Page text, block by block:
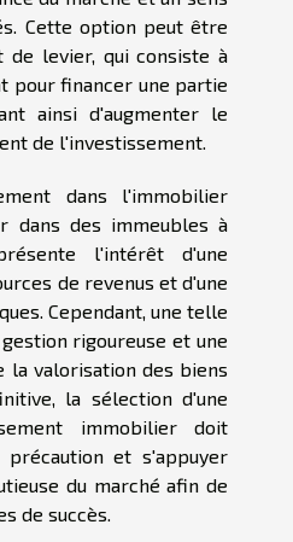
Cette option peut être
levier, qui consiste à
pour financer une partie
ainsi d'augmenter le
de l'investissement.
dans l'immobilier
dans des immeubles à
l'intérêt d'une
de revenus et d'une
Cependant, une telle
rigoureuse et une
la valorisation des biens
la sélection d'une
immobilier doit
et s'appuyer
du marché afin de
de succès.